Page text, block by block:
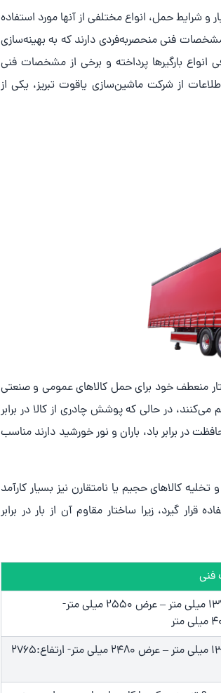
حمل، انواع مختلفی از آنها مورد استفاده
مشخصات فنی منحصربه‌فردی دارند که به بهینه‌سازی
بارگیرها پرداخته و برخی از مشخصات فنی
از شرکت ماشین‌سازی یاقوت تبریز، یکی از
منعطف خود برای حمل کالاهای عمومی و صنعتی
می‌کنند، در حالی که پوشش چادری از کالا در برابر
در برابر باد، باران و نور خورشید دارند مناسب
کالاهای حجیم یا نامتقارن نیز بسیار کارآمد
گیرد، زیرا ساختار مقاوم آن از بار در برابر
طول:13750 میلی متر – عرض 2550 میلی متر-
طول:13600 میلی متر – عرض 2480 میلی متر- ارتفاع:2765